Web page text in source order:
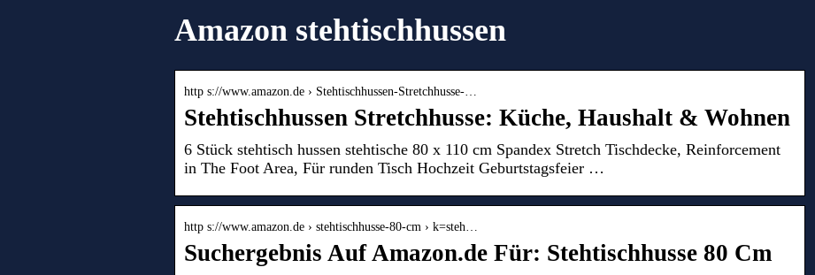
Amazon stehtischhussen
http s://www.amazon.de › Stehtischhussen-Stretchhusse-…
Stehtischhussen Stretchhusse: Küche, Haushalt & Wohnen
6 Stück stehtisch hussen stehtische 80 x 110 cm Spandex Stretch Tischdecke, Reinforcement
in The Foot Area, Für runden Tisch Hochzeit Geburtstagsfeier …
http s://www.amazon.de › stehtischhusse-80-cm › k=steh…
Suchergebnis Auf Amazon.de Für: Stehtischhusse 80 Cm